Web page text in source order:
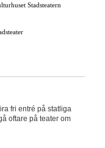
Stadsteatern
fri entré på statliga
oftare på teater om